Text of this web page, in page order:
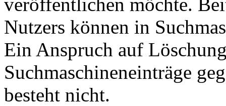
Nutzers können in
Ein Anspruch auf
Suchmaschineneinträge
besteht nicht.